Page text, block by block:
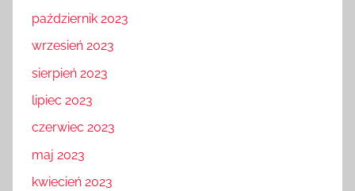
październik 2023
wrzesień 2023
sierpień 2023
lipiec 2023
czerwiec 2023
maj 2023
kwiecień 2023